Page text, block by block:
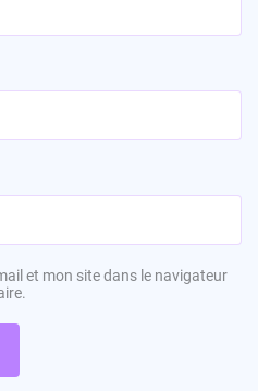
et mon site dans le navigateur